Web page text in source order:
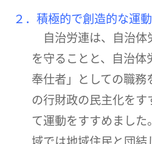
２．積極的で創造的な運
自治労連は、自治体
を守ることと、自治
奉仕者」としての職
の行財政の民主化を
て運動をすすめまし